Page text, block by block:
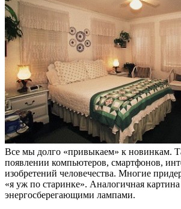
Все мы долго «привыкаем» к новинкам.
появлении компьютеров, смартфонов,
изобретений человечества. Многие
«я уж по старинке». Аналогичная
энергосберегающими лампами.